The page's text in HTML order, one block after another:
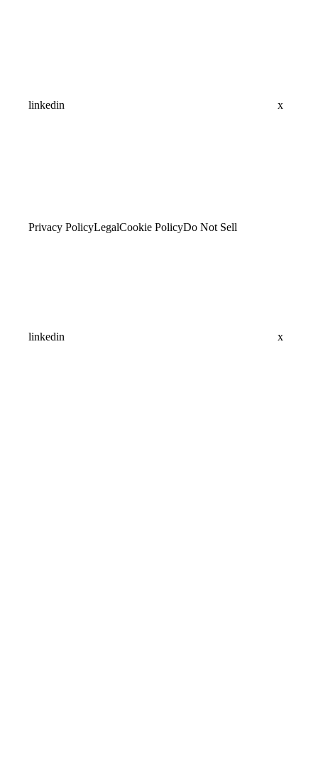
linkedin x
Privacy PolicyLegalCookie PolicyDo Not Sell
linkedin x